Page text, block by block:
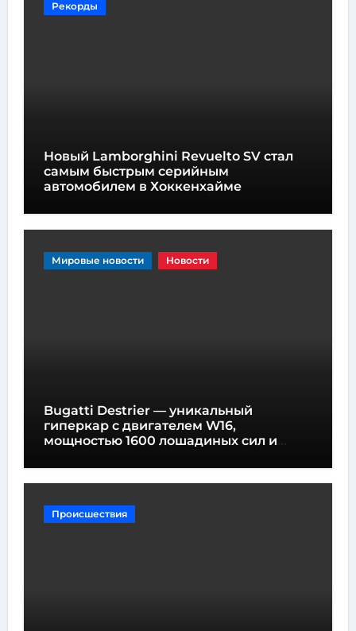
Рекорды
Новый Lamborghini Revuelto SV стал
самым быстрым серийным
автомобилем в Хоккенхайме
Мировые новости Новости
Bugatti Destrier — уникальный
гиперкар с двигателем W16,
мощностью 1600 лошадиных сил и
Происшествия